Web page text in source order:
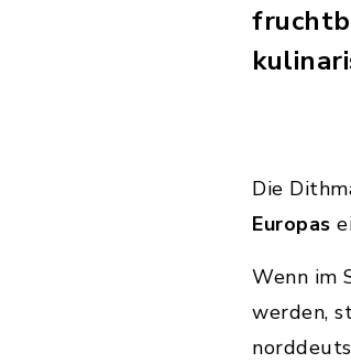
Die
Europas
Wenn im
werden,